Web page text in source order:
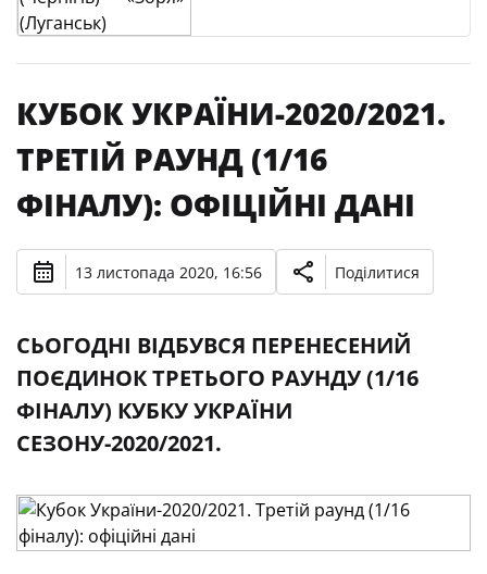
КУБОК УКРАЇНИ-2020/2021.
ТРЕТІЙ РАУНД (1/16
ФІНАЛУ): ОФІЦІЙНІ ДАНІ
13 листопада 2020, 16:56 Поділитися
СЬОГОДНІ ВІДБУВСЯ ПЕРЕНЕСЕНИЙ
ПОЄДИНОК ТРЕТЬОГО РАУНДУ (1/16
ФІНАЛУ) КУБКУ УКРАЇНИ
СЕЗОНУ-2020/2021.